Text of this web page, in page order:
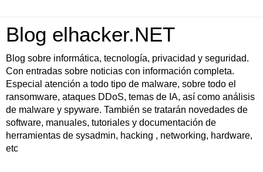
Blog elhacker.NET
Blog sobre informática, tecnología, privacidad y seguridad.
Con entradas sobre noticias con información completa.
Especial atención a todo tipo de malware, sobre todo el
ransomware, ataques DDoS, temas de IA, así como análisis
de malware y spyware. También se tratarán novedades de
software, manuales, tutoriales y documentación de
herramientas de sysadmin, hacking , networking, hardware,
etc